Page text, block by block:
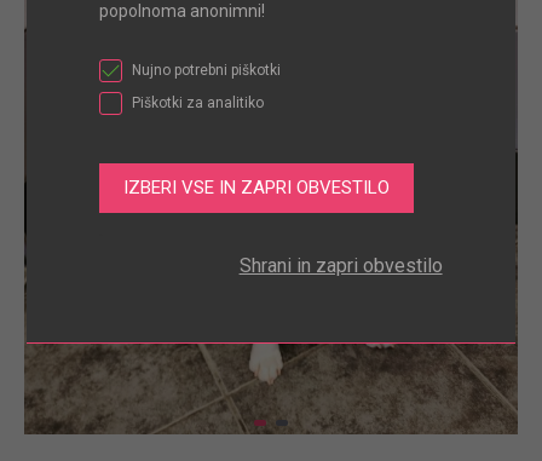
popolnoma anonimni!
Nujno potrebni piškotki
Piškotki za analitiko
Shrani in zapri obvestilo